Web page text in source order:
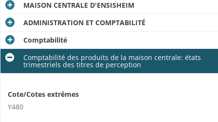
MAISON CENTRALE D'ENSISHEIM
ADMINISTRATION ET COMPTABILITÉ
Comptabilité
Comptabilité des produits de la maison centrale: états
trimestriels des titres de perception
Cote/Cotes extrêmes
Y480